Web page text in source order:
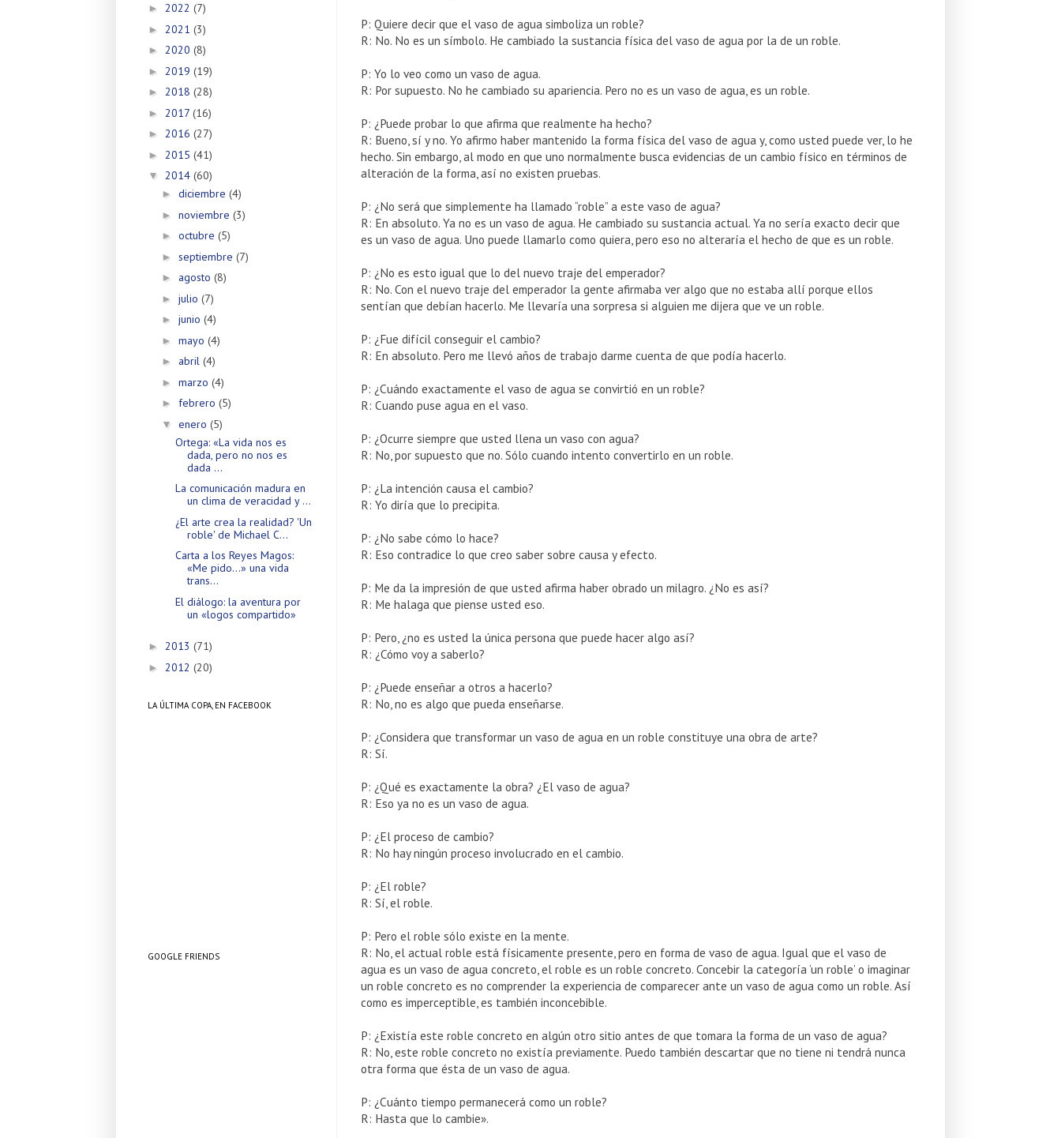
P: Quiere decir que el vaso de agua simboliza un roble?
R: No. No es un símbolo. He cambiado la sustancia física del vaso de agua por la de un roble.
P: Yo lo veo como un vaso de agua.
R: Por supuesto. No he cambiado su apariencia. Pero no es un vaso de agua, es un roble.
P: ¿Puede probar lo que afirma que realmente ha hecho?
R: Bueno, sí y no. Yo afirmo haber mantenido la forma física del vaso de agua y, como usted puede ver, lo he
hecho. Sin embargo, al modo en que uno normalmente busca evidencias de un cambio físico en términos de
alteración de la forma, así no existen pruebas.
P: ¿No será que simplemente ha llamado “roble” a este vaso de agua?
R: En absoluto. Ya no es un vaso de agua. He cambiado su sustancia actual. Ya no sería exacto decir que
es un vaso de agua. Uno puede llamarlo como quiera, pero eso no alteraría el hecho de que es un roble.
P: ¿No es esto igual que lo del nuevo traje del emperador?
R: No. Con el nuevo traje del emperador la gente afirmaba ver algo que no estaba allí porque ellos
sentían que debían hacerlo. Me llevaría una sorpresa si alguien me dijera que ve un roble.
P: ¿Fue difícil conseguir el cambio?
R: En absoluto. Pero me llevó años de trabajo darme cuenta de que podía hacerlo.
P: ¿Cuándo exactamente el vaso de agua se convirtió en un roble?
R: Cuando puse agua en el vaso.
P: ¿Ocurre siempre que usted llena un vaso con agua?
R: No, por supuesto que no. Sólo cuando intento convertirlo en un roble.
P: ¿La intención causa el cambio?
R: Yo diría que lo precipita.
P: ¿No sabe cómo lo hace?
R: Eso contradice lo que creo saber sobre causa y efecto.
P: Me da la impresión de que usted afirma haber obrado un milagro. ¿No es así?
R: Me halaga que piense usted eso.
P: Pero, ¿no es usted la única persona que puede hacer algo así?
R: ¿Cómo voy a saberlo?
P: ¿Puede enseñar a otros a hacerlo?
R: No, no es algo que pueda enseñarse.
P: ¿Considera que transformar un vaso de agua en un roble constituye una obra de arte?
R: Sí.
P: ¿Qué es exactamente la obra? ¿El vaso de agua?
R: Eso ya no es un vaso de agua.
P: ¿El proceso de cambio?
R: No hay ningún proceso involucrado en el cambio.
P: ¿El roble?
R: Sí, el roble.
P: Pero el roble sólo existe en la mente.
R: No, el actual roble está físicamente presente, pero en forma de vaso de agua. Igual que el vaso de
agua es un vaso de agua concreto, el roble es un roble concreto. Concebir la categoría ‘un roble’ o imaginar
un roble concreto es no comprender la experiencia de comparecer ante un vaso de agua como un roble. Así
como es imperceptible, es también inconcebible.
P: ¿Existía este roble concreto en algún otro sitio antes de que tomara la forma de un vaso de agua?
R: No, este roble concreto no existía previamente. Puedo también descartar que no tiene ni tendrá nunca
otra forma que ésta de un vaso de agua.
P: ¿Cuánto tiempo permanecerá como un roble?
R: Hasta que lo cambie».
► 2022 (7)
► 2021 (3)
► 2020 (8)
► 2019 (19)
► 2018 (28)
► 2017 (16)
► 2016 (27)
► 2015 (41)
▼ 2014 (60)
► diciembre (4)
► noviembre (3)
► octubre (5)
► septiembre (7)
► agosto (8)
► julio (7)
► junio (4)
► mayo (4)
► abril (4)
► marzo (4)
► febrero (5)
▼ enero (5)
Ortega: «La vida nos es
dada, pero no nos es
dada ...
La comunicación madura en
un clima de veracidad y ...
¿El arte crea la realidad? 'Un
roble' de Michael C...
Carta a los Reyes Magos:
«Me pido…» una vida
trans...
El diálogo: la aventura por
un «logos compartido»
► 2013 (71)
► 2012 (20)
LA ÚLTIMA COPA, EN FACEBOOK
GOOGLE FRIENDS